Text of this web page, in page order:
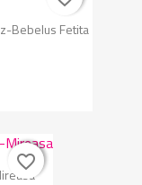
Bebelus Fetita
favorite_border
favorite_border